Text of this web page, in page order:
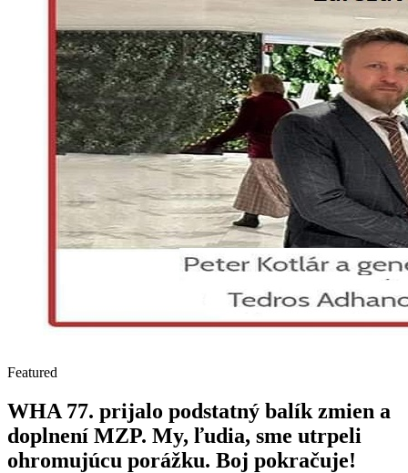
Featured
WHA 77. prijalo podstatný balík zmien a
doplnení MZP. My, ľudia, sme utrpeli
ohromujúcu porážku. Boj pokračuje!